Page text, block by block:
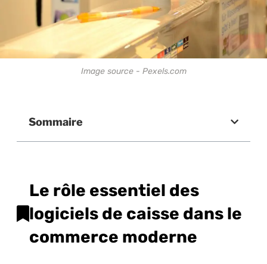
Image source - Pexels.com
Sommaire
Le rôle essentiel des
logiciels de caisse dans le
commerce moderne